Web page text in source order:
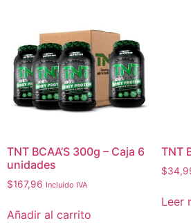
TNT BCAA’S 300g – Caja 6
unidades
$167,96 Incluido IVA
Añadir al carrito
TNT
$
Leer